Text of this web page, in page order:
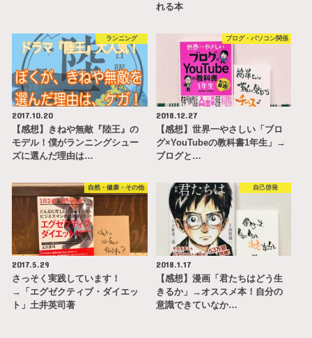
れる本
ランニング
2017.10.20
【感想】きねや無敵『陸王』の
モデル！僕がランニングシュー
ズに選んだ理由は…
ブログ・パソコン関係
2018.12.27
【感想】世界一やさしい「ブロ
グ×YouTubeの教科書1年生」→
ブログと…
自然・健康・その他
2017.5.29
さっそく実践しています！
→「エグゼクティブ・ダイエッ
ト」土井英司著
自己啓発
2018.1.17
【感想】漫画「君たちはどう生
きるか」→オススメ本！自分の
意識できていなか…